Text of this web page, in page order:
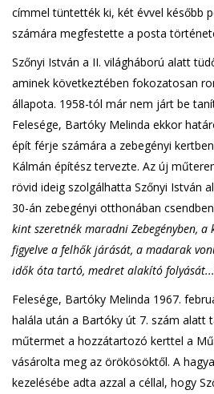
címmel tüntették ki, két évvel később
számára megfestette a posta
Szőnyi István a II. világháború alatt
aminek következtében fokozatosan
állapota. 1958-tól már nem járt be
Felesége, Bartóky Melinda ekkor
épít férje számára a zebegényi
Kálmán építész tervezte. Az új
rövid ideig szolgálhatta Szőnyi István
30-án zebegényi otthonában
kint szeretnék maradni Zebegényben,
figyelve a felhők járását, a madarak
idők óta tartó, medret alakító
Felesége, Bartóky Melinda 1967.
halála után a Bartóky út 7. szám alatt
műtermet a hozzátartozó kerttel a
vásárolta meg az örökösöktől. A
kezelésébe adta azzal a céllal, hogy